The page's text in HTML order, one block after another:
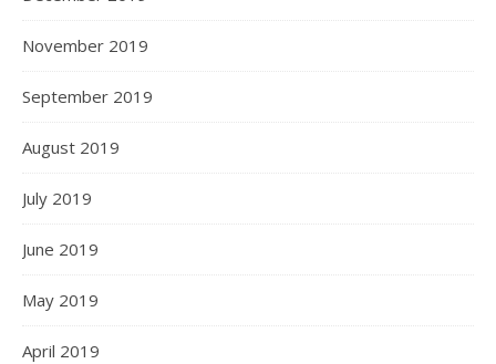
November 2019
September 2019
August 2019
July 2019
June 2019
May 2019
April 2019